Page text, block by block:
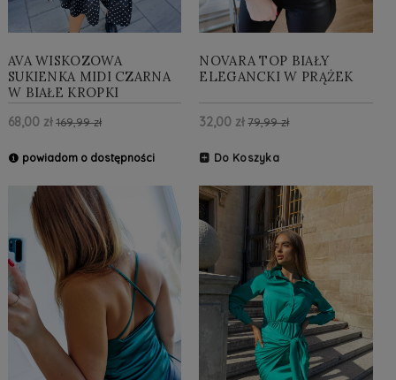
AVA WISKOZOWA
SUKIENKA MIDI CZARNA
W BIAŁE KROPKI
68,00 zł 169,99 zł
powiadom o dostępności
NOVARA TOP BIAŁY
ELEGANCKI W PRĄŻEK
32,00 zł 79,99 zł
Do Koszyka